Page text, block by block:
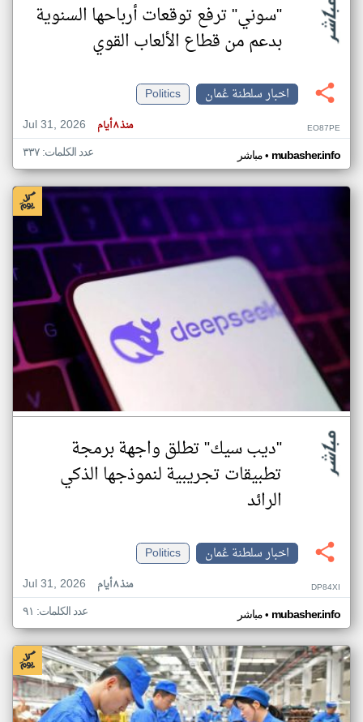
"سوني" ترفع توقعات أرباحها السنوية
بدعم من قطاع الألعاب القوي
اخبار سلطنة عُمان
Politics
Jul 31, 2026
منذ ٨ أيام EO87PE
مباشر• mubasher.info عدد الكلمات: ٣٣٧
"ديب سيك" تطلق واجهة برمجة
تطبيقات تجريبية لنموذجها الذكي
الرائد
اخبار سلطنة عُمان
Politics
Jul 31, 2026
منذ ٨ أيام DP84XI
مباشر• mubasher.info عدد الكلمات: ٩١